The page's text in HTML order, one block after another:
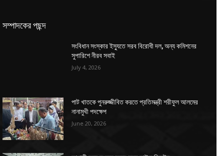
সম্পাদকের পছন্দ
সংবিধান সংস্কার ইস্যুতে সরব বিরোধী দল, অন্য কমিশনের
সুপারিশে নীরব সবাই
July 4, 2026
পাট খাতকে পুনরুজ্জীবিত করতে প্রতিমন্ত্রী শরীফুল আলমের
নানামুখী পদক্ষেপ
June 20, 2026